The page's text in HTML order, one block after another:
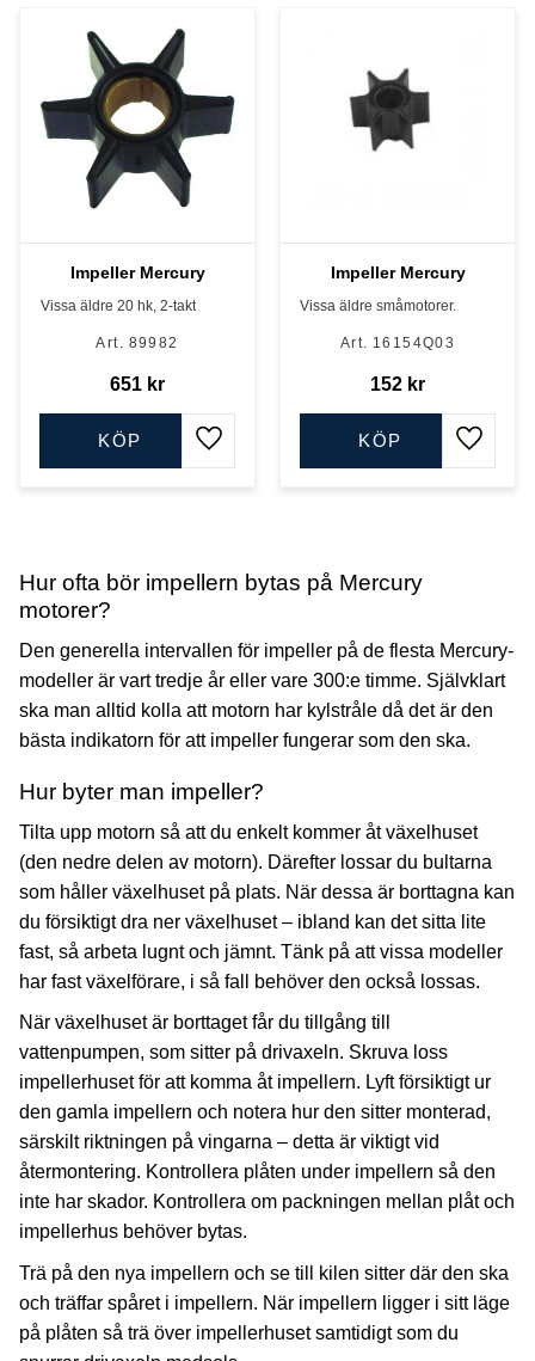
Impeller Mercury
Vissa äldre 20 hk, 2-takt
89982
651 kr
Lägg till i favoriter
KÖP
Impeller Mercury
Vissa äldre småmotorer.
16154Q03
152 kr
Lägg
KÖP
Hur ofta bör impellern bytas på Mercury
motorer?
Den generella intervallen för impeller på de flesta Mercury-
modeller är vart tredje år eller vare 300:e timme. Självklart
ska man alltid kolla att motorn har kylstråle då det är den
bästa indikatorn för att impeller fungerar som den ska.
Hur byter man impeller?
Tilta upp motorn så att du enkelt kommer åt växelhuset
(den nedre delen av motorn). Därefter lossar du bultarna
som håller växelhuset på plats. När dessa är borttagna kan
du försiktigt dra ner växelhuset – ibland kan det sitta lite
fast, så arbeta lugnt och jämnt. Tänk på att vissa modeller
har fast växelförare, i så fall behöver den också lossas.
När växelhuset är borttaget får du tillgång till
vattenpumpen, som sitter på drivaxeln. Skruva loss
impellerhuset för att komma åt impellern. Lyft försiktigt ur
den gamla impellern och notera hur den sitter monterad,
särskilt riktningen på vingarna – detta är viktigt vid
återmontering. Kontrollera plåten under impellern så den
inte har skador. Kontrollera om packningen mellan plåt och
impellerhus behöver bytas.
Trä på den nya impellern och se till kilen sitter där den ska
och träffar spåret i impellern. När impellern ligger i sitt läge
på plåten så trä över impellerhuset samtidigt som du